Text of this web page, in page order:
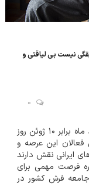
بدسلیقگی نیست بی لیاقتی و
0
سایت اطلاع رسانی فرش ایران - کارپتور ۲۰خرداد ماه برابر ۱۰ ژوئن روز
این عرصه و
ایرانی نقش دارند
فرصت مهمی برای
فرش کشور در